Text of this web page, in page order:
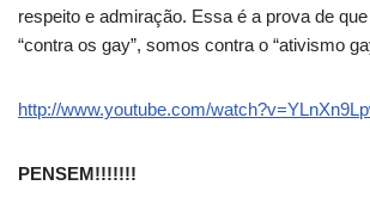
respeito e admiração. Essa é a prova de
“contra os gay”, somos contra o “ativismo
http://www.youtube.com/
PENSEM!!!!!!!